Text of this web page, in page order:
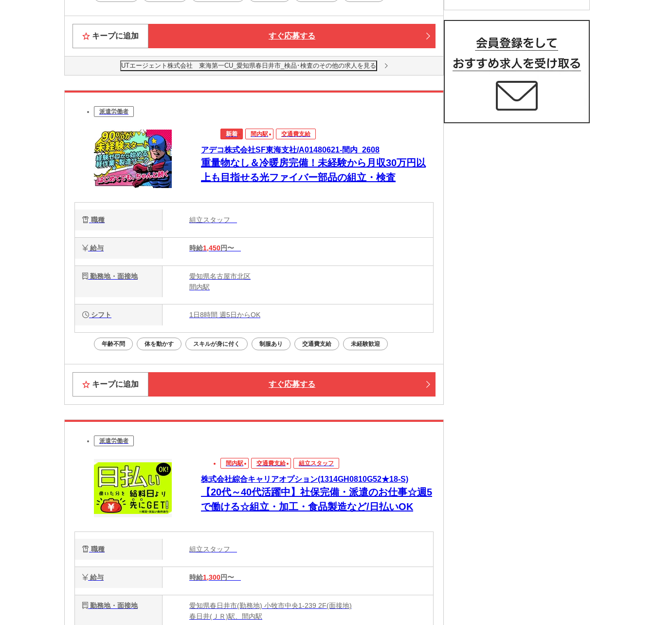
キープに追加 すぐ応募する
UTエージェント株式会社 東海第一CU_愛知県春日井市_検品･検査のその他の求人を見る
派遣労働者
新着 間内駅 交通費支給
アデコ株式会社SF東海支社/A01480621-間内_2608
重量物なし＆冷暖房完備！未経験から月収30万円以
上も目指せる光ファイバー部品の組立・検査
職種 組立スタッフ
給与 時給1,450円〜
勤務地・面接地
愛知県名古屋市北区
間内駅
シフト 1日8時間 週5日からOK
年齢不問 体を動かす スキルが身に付く 制服あり 交通費支給 未経験歓迎
キープに追加 すぐ応募する
派遣労働者
間内駅 交通費支給 組立スタッフ
株式会社綜合キャリアオプション(1314GH0810G52★18-S)
【20代～40代活躍中】社保完備・派遣のお仕事☆週5
で働ける☆組立・加工・食品製造など/日払いOK
職種 組立スタッフ
給与 時給1,300円〜
勤務地・面接地
愛知県春日井市(勤務地) 小牧市中央1-239 2F(面接地)
春日井(ＪＲ)駅、間内駅